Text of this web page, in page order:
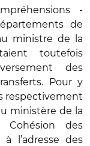
-
de
ministre de la
toutefois
des
Pour y
respectivement
ministère de la
des
l’adresse des